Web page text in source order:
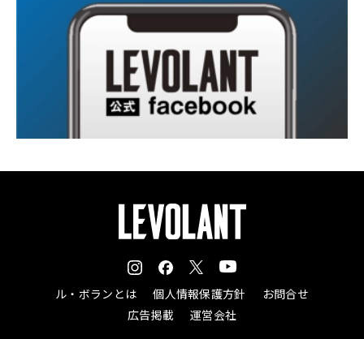
ル・ボランとは 個人情報保護方針
お問合せ
広告掲載
運営会社